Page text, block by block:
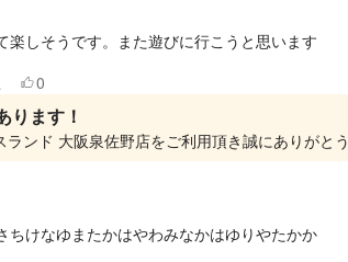
楽しそうです。また遊びに行こうと思います
0
ります！
ちけなゆまたかはやわみなかはゆりやたかか